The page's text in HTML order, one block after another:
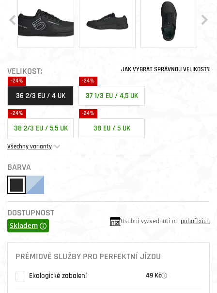
VELIKOST: JAK VYBRAT SPRÁVNOU VELIKOST?
-24%
36 2/3 EU / 4 UK
-24%
37 1/3 EU / 4,5 UK
-24%
38 2/3 EU / 5,5 UK
-24%
38 EU / 5 UK
Všechny varianty
BARVA
DOSTUPNOST
Skladem Osobní vyzvednutí na pobočkách
PRÉMIOVÉ SLUŽBY PRO PERFEKTNÍ JÍZDU
Ekologické zabalení 49 Kč